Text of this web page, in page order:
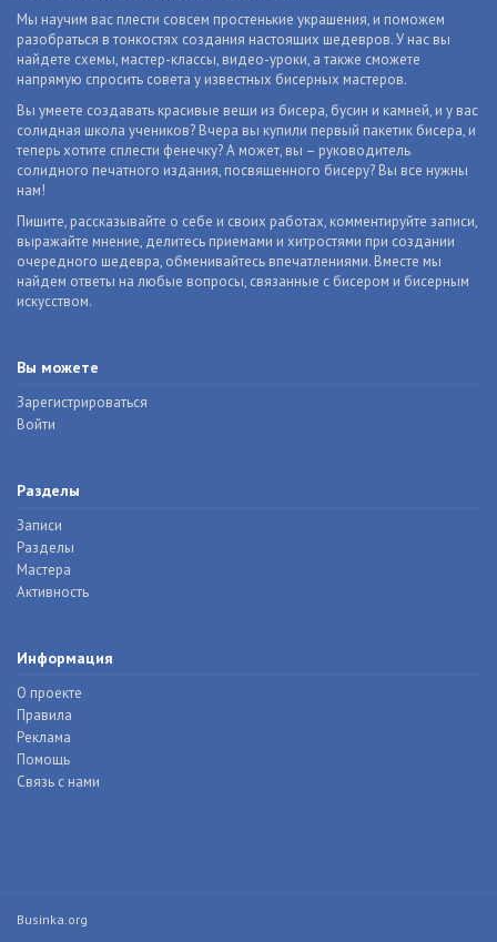
Мы научим вас плести совсем простенькие украшения, и поможем
разобраться в тонкостях создания настоящих шедевров. У нас вы
найдете схемы, мастер-классы, видео-уроки, а также сможете
напрямую спросить совета у известных бисерных мастеров.
Вы умеете создавать красивые вещи из бисера, бусин и камней, и у вас
солидная школа учеников? Вчера вы купили первый пакетик бисера, и
теперь хотите сплести фенечку? А может, вы – руководитель
солидного печатного издания, посвященного бисеру? Вы все нужны
нам!
Пишите, рассказывайте о себе и своих работах, комментируйте записи,
выражайте мнение, делитесь приемами и хитростями при создании
очередного шедевра, обменивайтесь впечатлениями. Вместе мы
найдем ответы на любые вопросы, связанные с бисером и бисерным
искусством.
Вы можете
Зарегистрироваться
Войти
Разделы
Записи
Разделы
Мастера
Активность
Информация
О проекте
Правила
Реклама
Помощь
Связь с нами
Businka.org